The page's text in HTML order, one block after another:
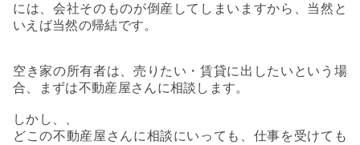
には、会社そのものが倒産してしまいますから、当然と
いえば当然の帰結です。
空き家の所有者は、売りたい・賃貸に出したいという場
合、まずは不動産屋さんに相談します。
しかし、、
どこの不動産屋さんに相談にいっても、仕事を受けても